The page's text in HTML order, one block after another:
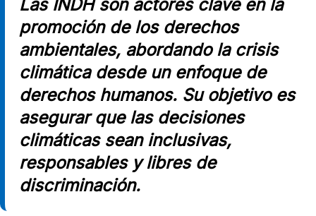
Las INDH son actores clave en la
promoción de los derechos
ambientales, abordando la crisis
climática desde un enfoque de
derechos humanos. Su objetivo es
asegurar que las decisiones
climáticas sean inclusivas,
responsables y libres de
discriminación.